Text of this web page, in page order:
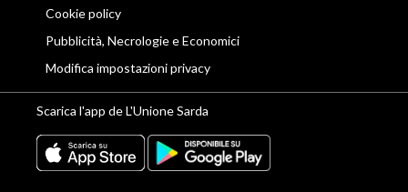
Cookie policy
Pubblicità, Necrologie e Economici
Modifica impostazioni privacy
Scarica l'app de L'Unione Sarda